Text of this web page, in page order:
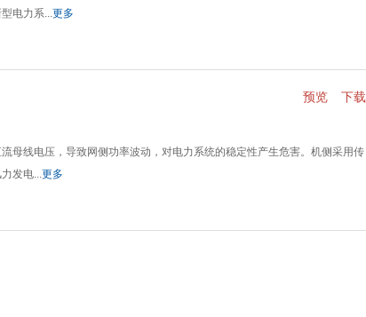
电力系...更多
下载
预览
母线电压，导致网侧功率波动，对电力系统的稳定性产生危害。机侧采用传
发电...更多